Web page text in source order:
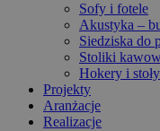
Sofy i fotele
Akustyka –
Siedziska do
Stoliki
Hokery i
Projekty
Aranżacje
Realizacje